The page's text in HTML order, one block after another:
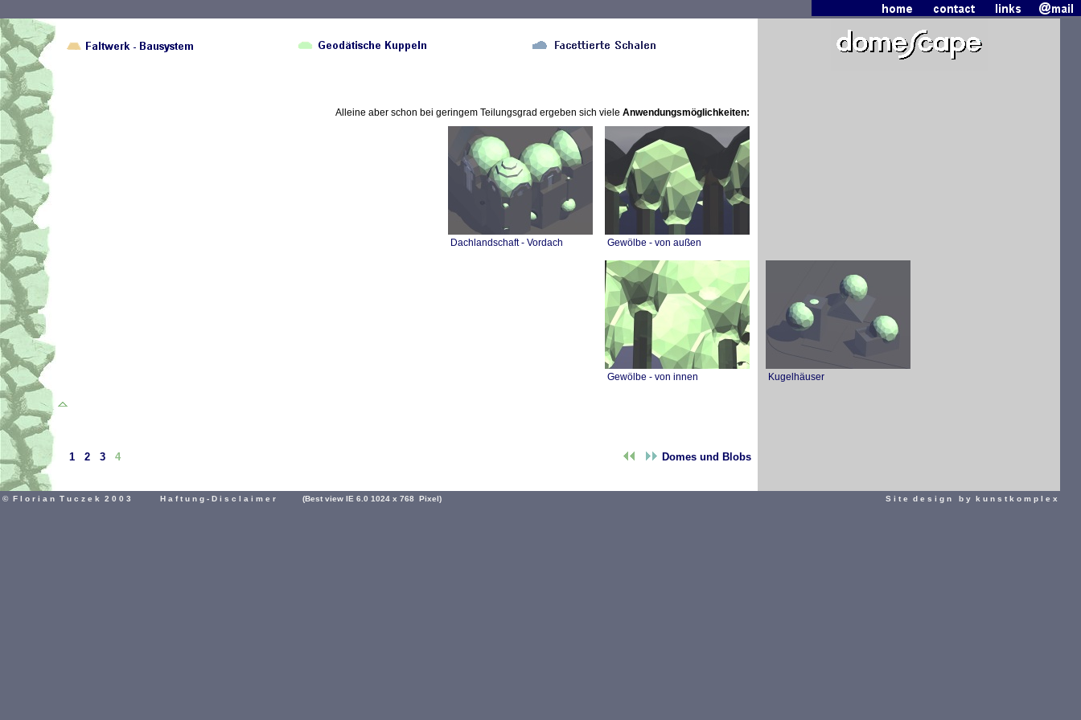
Alleine aber schon bei geringem Teilungsgrad ergeben sich viele Anwendungsmöglichkeiten:
Dachlandschaft - Vordach Gewölbe - von außen
Gewölbe - von innen
1 2 3 4 Domes und Blobs
Kugelhäuser
© F l o r i a n T u c z e k 2 0 0 3 H a f t u n g - D i s c l a i m e r (Best view IE 6.0 1024 x 768 Pixel) S i t e d e s i g n b y k u n s t k o m p l e x